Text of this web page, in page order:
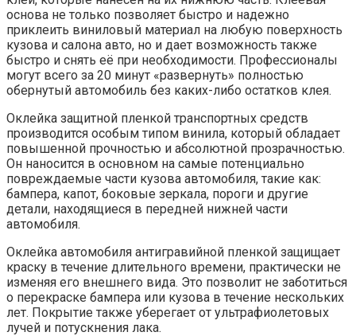
основа не только позволяет быстро и надежно
приклеить виниловый материал на любую поверхность
кузова и салона авто, но и дает возможность также
быстро и снять её при необходимости. Профессионалы
могут всего за 20 минут «развернуть» полностью
обернутый автомобиль без каких-либо остатков клея.
Оклейка защитной пленкой транспортных средств
производится особым типом винила, который обладает
повышенной прочностью и абсолютной прозрачностью.
Он наносится в основном на самые потенциально
повреждаемые части кузова автомобиля, такие как:
бампера, капот, боковые зеркала, пороги и другие
детали, находящиеся в передней нижней части
автомобиля.
Оклейка автомобиля антигравийной пленкой защищает
краску в течение длительного времени, практически не
изменяя его внешнего вида. Это позволит не заботиться
о перекраске бампера или кузова в течение нескольких
лет. Покрытие также уберегает от ультрафиолетовых
лучей и потускнения лака.